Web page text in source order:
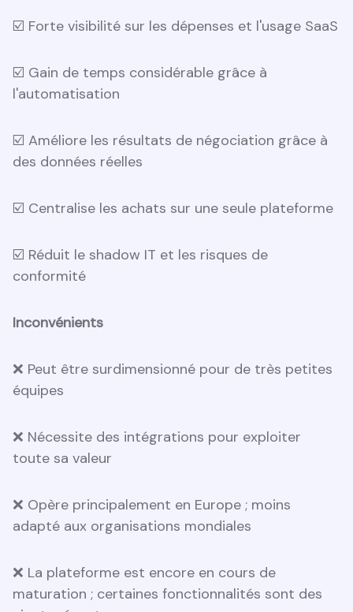
☑️ Forte visibilité sur les dépenses et l'usage SaaS
☑️ Gain de temps considérable grâce à
l'automatisation
☑️ Améliore les résultats de négociation grâce à
des données réelles
☑️ Centralise les achats sur une seule plateforme
☑️ Réduit le shadow IT et les risques de
conformité
Inconvénients
❌ Peut être surdimensionné pour de très petites
équipes
❌ Nécessite des intégrations pour exploiter
toute sa valeur
❌ Opère principalement en Europe ; moins
adapté aux organisations mondiales
❌ La plateforme est encore en cours de
maturation ; certaines fonctionnalités sont des